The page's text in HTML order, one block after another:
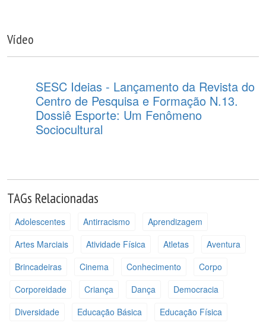
Vídeo
SESC Ideias - Lançamento da Revista do
Centro de Pesquisa e Formação N.13.
Dossiê Esporte: Um Fenômeno
Sociocultural
TAGs Relacionadas
Adolescentes Antirracismo
Aprendizagem
Artes Marciais
Atividade Física Atletas
Aventura
Brincadeiras
Cinema Conhecimento
Corpo
Corporeidade
Criança Dança
Democracia
Diversidade
Educação Básica
Educação Física